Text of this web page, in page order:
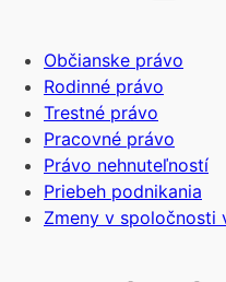
Občianske právo
Rodinné právo
Trestné právo
Pracovné právo
Právo nehnuteľností
Priebeh podnikania
Zmeny v spoločnosti